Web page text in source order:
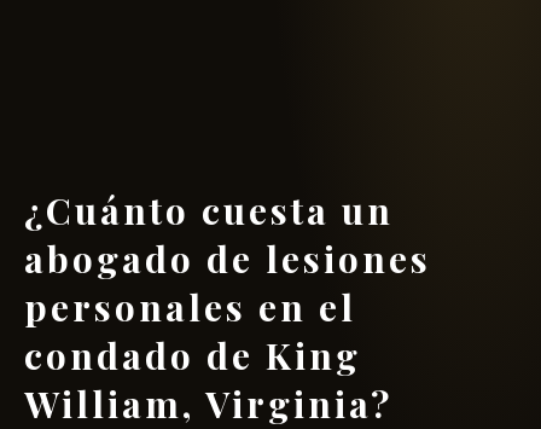
¿Cuánto cuesta un
abogado de lesiones
personales en el
condado de King
William, Virginia?